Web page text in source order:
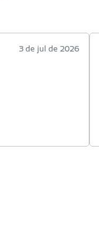
3 de jul de 2026